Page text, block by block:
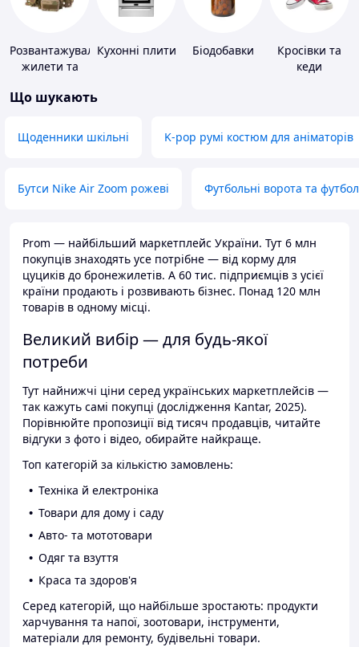
Розвантажувальні
жилети та
без плит
Кухонні плити Біодобавки
Кросівки та
кеди
Що шукають
Щоденники шкільні K-pop румі костюм для аніматорів
Бутси Nike Air Zoom рожеві Футбольні ворота та
Prom — найбільший маркетплейс України. Тут 6 млн
покупців знаходять усе потрібне — від корму для
цуциків до бронежилетів. А 60 тис. підприємців з усієї
країни продають і розвивають бізнес. Понад 120 млн
товарів в одному місці.
Великий вибір — для будь-якої
потреби
Тут найнижчі ціни серед українських маркетплейсів —
так кажуть самі покупці (дослідження Kantar, 2025).
Порівнюйте пропозиції від тисяч продавців, читайте
відгуки з фото і відео, обирайте найкраще.
Топ категорій за кількістю замовлень:
Техніка й електроніка
Товари для дому і саду
Авто- та мототовари
Одяг та взуття
Краса та здоров'я
Серед категорій, що найбільше зростають: продукти
харчування та напої, зоотовари, інструменти,
матеріали для ремонту, будівельні товари.